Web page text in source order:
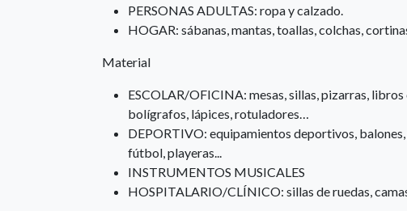
PERSONAS ADULTAS: ropa y calzado.
HOGAR: sábanas, mantas, toallas, colchas,
Material
ESCOLAR/OFICINA: mesas, sillas, pizarras,
bolígrafos, lápices, rotuladores…
DEPORTIVO: equipamientos deportivos,
fútbol, playeras...
INSTRUMENTOS MUSICALES
HOSPITALARIO/CLÍNICO: sillas de ruedas,